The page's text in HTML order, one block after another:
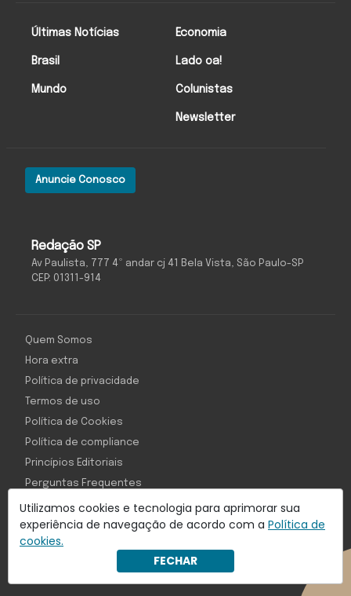
Utilizamos cookies e tecnologia para aprimorar sua
experiência de navegação de acordo com a Política de
cookies.
FECHAR
Redação SP
Av Paulista, 777 4º andar cj 41 Bela Vista, São Paulo-SP
CEP: 01311-914
Anuncie Conosco
Últimas Notícias
Brasil
Mundo
Economia
Lado oa!
Colunistas
Newsletter
Com inteligência e tecnologia:
Object1ve - Marketing Solution
Quem Somos
Hora extra
Política de privacidade
Termos de uso
Política de Cookies
Política de compliance
Princípios Editoriais
Perguntas Frequentes